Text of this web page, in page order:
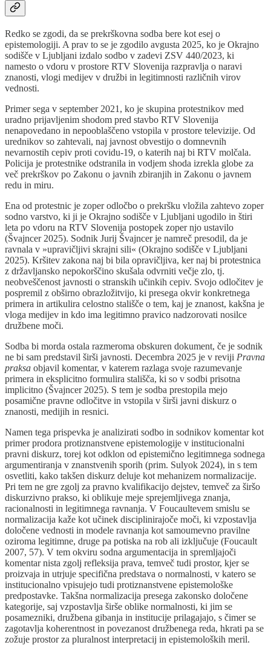
Redko se zgodi, da se prekrškovna sodba bere kot esej o
epistemologiji. A prav to se je zgodilo avgusta 2025, ko je Okrajno
sodišče v Ljubljani izdalo sodbo v zadevi ZSV 440/2023, ki
namesto o vdoru v prostore RTV Slovenija razpravlja o naravi
znanosti, vlogi medijev v družbi in legitimnosti različnih virov
vednosti.
Primer sega v september 2021, ko je skupina protestnikov med
uradno prijavljenim shodom pred stavbo RTV Slovenija
nenapovedano in nepooblaščeno vstopila v prostore televizije. Od
urednikov so zahtevali, naj javnost obvestijo o domnevnih
nevarnostih cepiv proti covidu-19, o katerih naj bi RTV molčala.
Policija je protestnike odstranila in vodjem shoda izrekla globe za
več prekrškov po Zakonu o javnih zbiranjih in Zakonu o javnem
redu in miru.
Ena od protestnic je zoper odločbo o prekršku vložila zahtevo zoper
sodno varstvo, ki ji je Okrajno sodišče v Ljubljani ugodilo in štiri
leta po vdoru na RTV Slovenija postopek zoper njo ustavilo
(Švajncer 2025). Sodnik Jurij Švajncer je namreč presodil, da je
ravnala v »upravičljivi skrajni sili« (Okrajno sodišče v Ljubljani
2025). Kršitev zakona naj bi bila opravičljiva, ker naj bi protestnica
z državljansko nepokorščino skušala odvrniti večje zlo, tj.
neobveščenost javnosti o stranskih učinkih cepiv. Svojo odločitev je
pospremil z obširno obrazložitvijo, ki presega okvir konkretnega
primera in artikulira celostno stališče o tem, kaj je znanost, kakšna je
vloga medijev in kdo ima legitimno pravico nadzorovati nosilce
družbene moči.
Sodba bi morda ostala razmeroma obskuren dokument, če je sodnik
ne bi sam predstavil širši javnosti. Decembra 2025 je v reviji Pravna
praksa objavil komentar, v katerem razlaga svoje razumevanje
primera in eksplicitno formulira stališča, ki so v sodbi prisotna
implicitno (Švajncer 2025). S tem je sodba prestopila mejo
posamične pravne odločitve in vstopila v širši javni diskurz o
znanosti, medijih in resnici.
Namen tega prispevka je analizirati sodbo in sodnikov komentar kot
primer prodora protiznanstvene epistemologije v institucionalni
pravni diskurz, torej kot odklon od epistemično legitimnega sodnega
argumentiranja v znanstvenih sporih (prim. Sulyok 2024), in s tem
osvetliti, kako takšen diskurz deluje kot mehanizem normalizacije.
Pri tem ne gre zgolj za pravno kvalifikacijo dejstev, temveč za širšo
diskurzivno prakso, ki oblikuje meje sprejemljivega znanja,
racionalnosti in legitimnega ravnanja. V Foucaultevem smislu se
normalizacija kaže kot učinek disciplinirajoče moči, ki vzpostavlja
določene vednosti in modele ravnanja kot samoumevno pravilne
oziroma legitimne, druge pa potiska na rob ali izključuje (Foucault
2007, 57). V tem okviru sodna argumentacija in spremljajoči
komentar nista zgolj refleksija prava, temveč tudi prostor, kjer se
proizvaja in utrjuje specifična predstava o normalnosti, v katero se
institucionalno vpisujejo tudi protiznanstvene epistemološke
predpostavke. Takšna normalizacija presega zakonsko določene
kategorije, saj vzpostavlja širše oblike normalnosti, ki jim se
posamezniki, družbena gibanja in institucije prilagajajo, s čimer se
zagotavlja koherentnost in povezanost družbenega reda, hkrati pa se
zožuje prostor za pluralnost interpretacij in epistemoloških meril.